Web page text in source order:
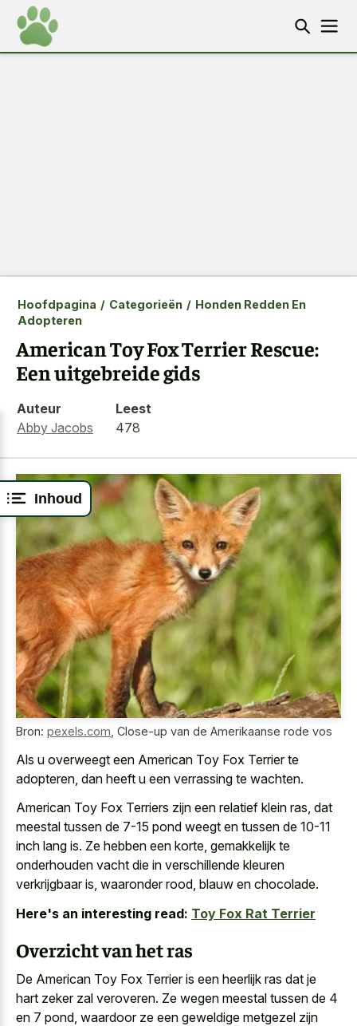
Inhoud
Hoofdpagina / Categorieën / Honden Redden En
Adopteren
American Toy Fox Terrier Rescue:
Een uitgebreide gids
Auteur
Abby Jacobs
Leest
478
Bron: pexels.com Close-up van de Amerikaanse rode vos
Als u overweegt een American Toy Fox Terrier te
adopteren, dan heeft u een verrassing te wachten.
American Toy Fox Terriers zijn een relatief klein ras, dat
meestal tussen de 7-15 pond weegt en tussen de 10-11
inch lang is. Ze hebben een korte, gemakkelijk te
onderhouden vacht die in verschillende kleuren
verkrijgbaaris, waaronder rood, blauw en chocolade.
Here's an interesting read: Toy Fox Rat Terrier
Overzicht van het ras
De American Toy Fox Terrier is een heerlijk ras dat je
hart zekerzal veroveren. Ze wegen meestal tussen de 4
en 7 pond, waardoor ze een geweldige metgezel zijn